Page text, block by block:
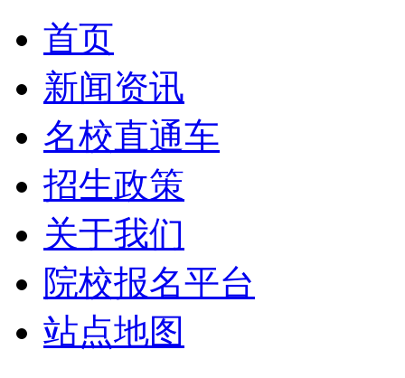
首页
新闻资讯
名校直通车
招生政策
关于我们
院校报名平台
站点地图